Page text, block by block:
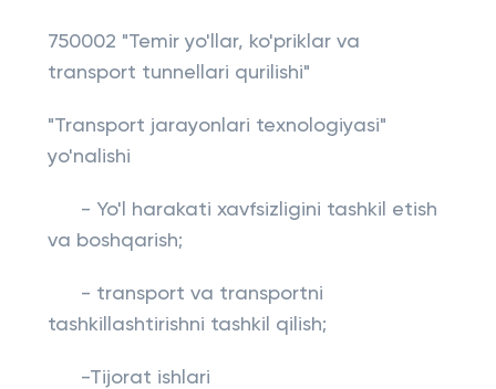
750002 "Temir yo'llar, ko'priklar va
transport tunnellari qurilishi"
"Transport jarayonlari texnologiyasi"
yo'nalishi
- Yo'l harakati xavfsizligini tashkil etish
va boshqarish;
- transport va transportni
tashkillashtirishni tashkil qilish;
-Tijorat ishlari